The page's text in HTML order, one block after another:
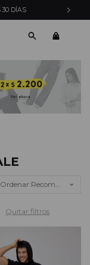
30 DÍAS
Recomendados
Quitar filtros